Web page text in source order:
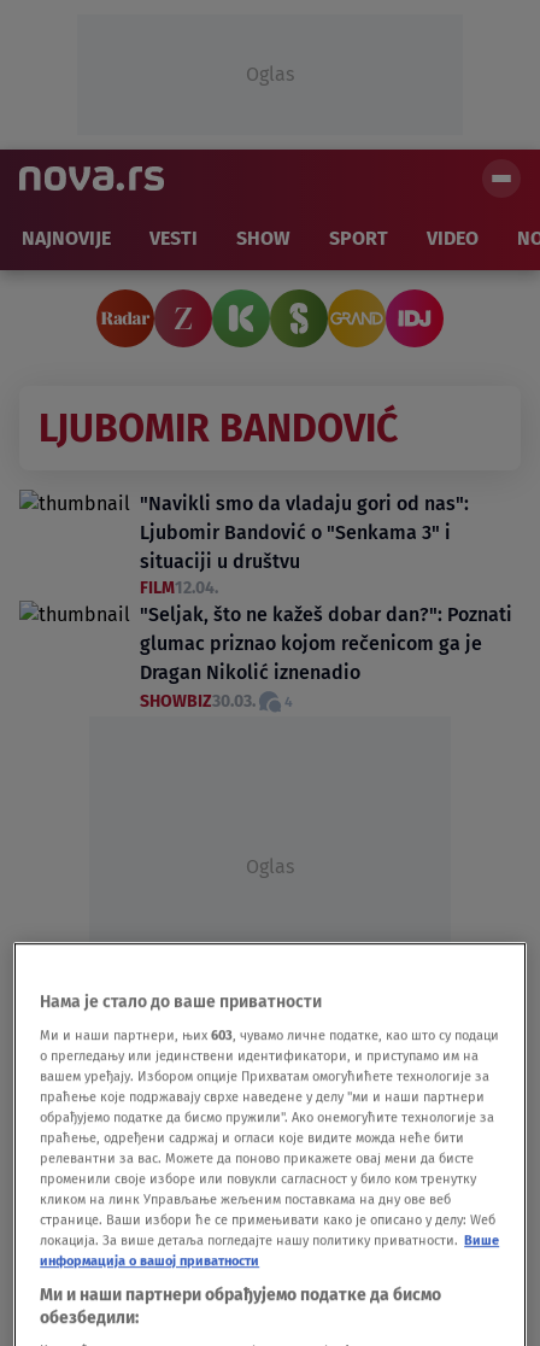
Oglas
NAJNOVIJE VESTI SHOW SPORT VIDEO
LJUBOMIR BANDOVIĆ
"Navikli smo da vladaju gori od nas":
Ljubomir Bandović o "Senkama 3" i
situaciji u društvu
FILM12.04.
"Seljak, što ne kažeš dobar dan?": Poznati
glumac priznao kojom rečenicom ga je
Dragan Nikolić iznenadio
SHOWBIZ30.03. 4
Oglas
"Trebalo je da mi otvaraju lobanju":
Ljubomir Bandović od detinjstva ima ovaj
zdravstveni problem
SHOWBIZ10.02.25.
Ljubomir Bandović podržao studente: Oni
žele ime i prezime onoga ko je odgovoran
za smrt 15 ljudi, tu sam ako ih neko dira
SHOWBIZ 13.01.25. 9
VIDEO Poznati srpski glumac zbog
Partizana u ulozi u kojoj ga pre nismo
Нама је стало до ваше приватности
Ми и наши партнери, њих603, чувамо личне податке, као што су подаци
о прегледању или јединствени идентификатори, и приступамо им на
вашем уређају. Избором опције Прихватам омогућићете технологије за
праћење које подржавају сврхе наведене у делу "ми и наши партнери
обрађујемо податке да бисмо пружили". Ако онемогућите технологије за
праћење, одређени садржај и огласи које видите можда неће бити
релевантни за вас. Можете да поново прикажете овај мени да бисте
променили своје изборе или повукли сагласност у било ком тренутку
кликом на линк Управљање жељеним поставкама на дну ове веб
странице. Ваши избори ће се примењивати како је описано у делу: Wеб
локација. За више детаља погледајте нашу политику приватности. Више
информација о вашој приватности
Ми и наши партнери обрађујемо податке да бисмо
обезбедили: